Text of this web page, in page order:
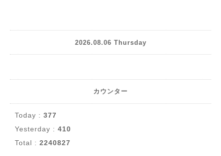
2026.08.06 Thursday
カウンター
Today : 377
Yesterday : 410
Total : 2240827